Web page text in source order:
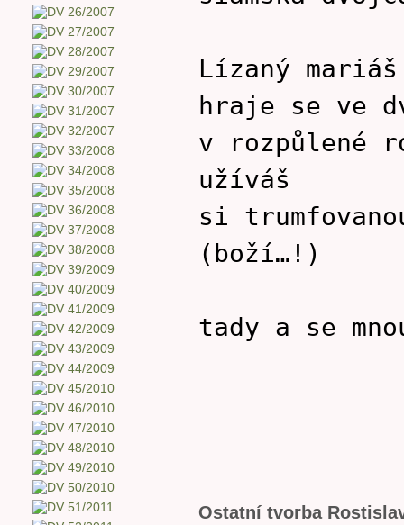
Lízaný mariáš
hraje se ve
v rozpůlené
užíváš
si
(boží…!)
tady a se
Ostatní tvorba